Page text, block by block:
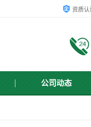
资质认
公司动态